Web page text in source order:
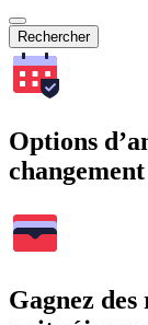
Rechercher
Options
Gagnez